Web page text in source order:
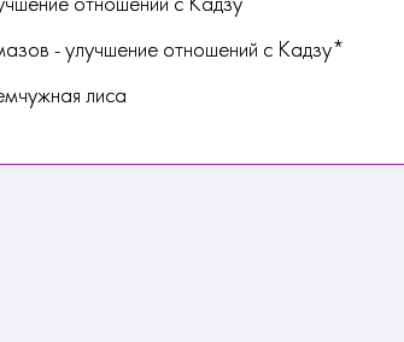
отношений с Кадзу
- улучшение отношений с Кадзу*
лиса